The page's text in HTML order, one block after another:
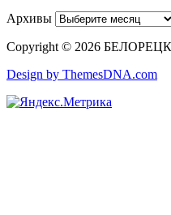
Архивы
Copyright © 2026
Design by ThemesDNA.com